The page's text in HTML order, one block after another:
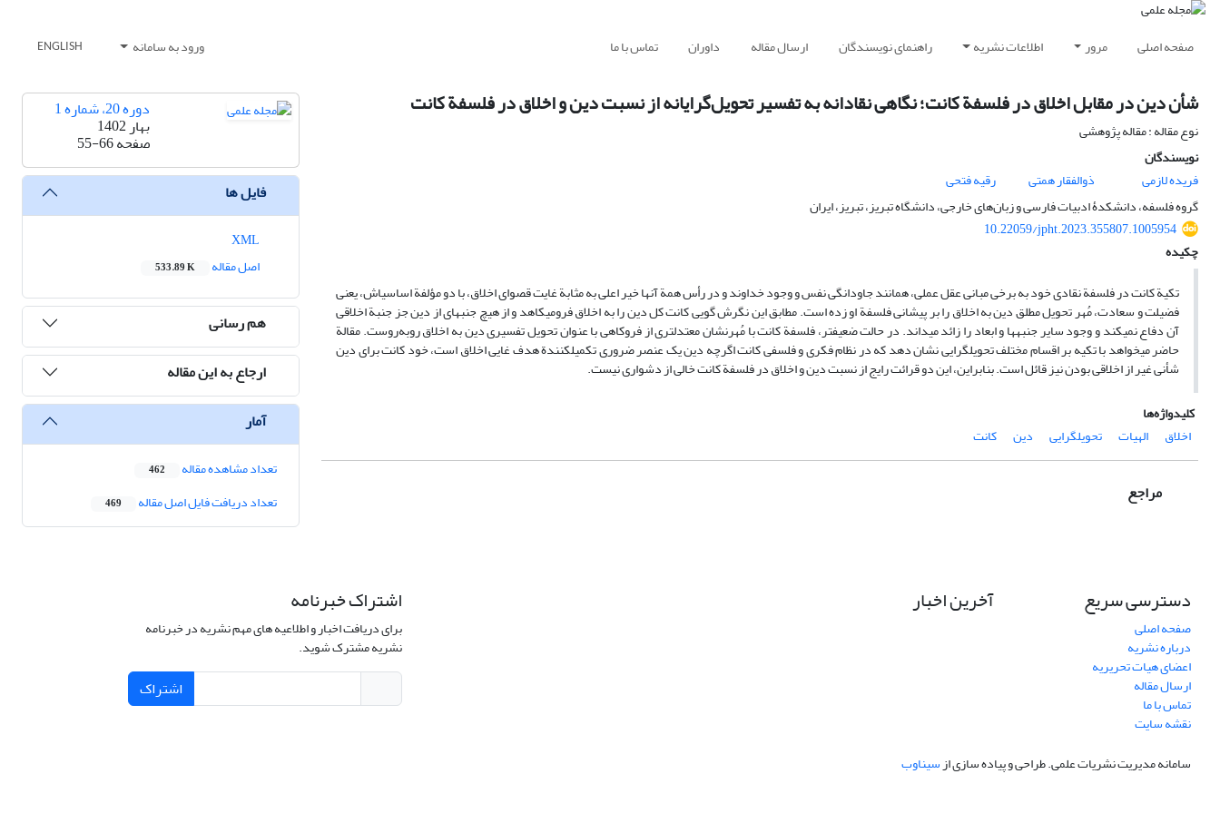
صفحه اصلی مرور اطلاعات نشریه راهنمای نویسندگان ارسال مقاله داوران تماس با ما ورود به سامانه ENGLISH
شأن دین در مقابل اخلاق در فلسفة کانت؛ نگاهی نقادانه به تفسیر تحویل‌گرایانه از نسبت دین و اخلاق در فلسفة کانت
نوع مقاله : مقاله پژوهشی
نویسندگان
فریده لازمی
ذوالفقار همتی
رقیه فتحی
گروه فلسفه، دانشکدۀ ادبیات فارسی و زبان‌های خارجی، دانشگاه تبریز، تبریز، ایران
10.22059/jpht.2023.355807.1005954
چکیده
تکیة کانت در فلسفة نقادی خود به برخی مبانی عقل‏ عملی، همانند جاودانگی نفس و وجود خداوند و در رأس همة آن‏ها خیر اعلی به‏ مثابة غایت قصوای اخلاق، با دو مؤلفة اساسی‏اش، یعنی
فضیلت و سعادت، مُهر تحویل مطلق دین به اخلاق را بر پیشانی فلسفة او زده است. مطابق این نگرش گویی کانت کل دین را به اخلاق فرومی‏کاهد و از هیچ جنبه‏ای از دین ‏جز جنبة اخلاقی
آن دفاع نمی‏کند و وجود سایر جنبه‏ها و ابعاد را زائد می‏داند. در حالت ضعیف‏تر، فلسفة کانت با مُهرنشان معتدل‏تری از فروکاهی با عنوان تحویل تفسیری دین به اخلاق روبه‌روست. مقالة
حاضر می‏خواهد با تکیه بر اقسام مختلف تحویل‏گرایی نشان دهد که در نظام فکری و فلسفی کانت اگرچه دین یک عنصر ضروری تکمیل‏کنندة هدف غایی اخلاق است، خود کانت برای دین
شأنی غیر از اخلاقی ‏بودن نیز قائل است. بنابراین، این دو قرائت رایج از نسبت دین و اخلاق در فلسفة کانت خالی از دشواری نیست.
کلیدواژه‌ها
اخلاق
الهیات تحویل‏‏گرایی دین کانت
مراجع
دوره 20، شماره 1
بهار 1402
صفحه55-66
فایل ها
اصل مقاله
533.89 K
هم رسانی
ارجاع به این مقاله
آمار
تعداد مشاهده مقاله 462
تعداد دریافت فایل اصل مقاله 469
دسترسی سریع
صفحه اصلی
درباره نشریه
اعضای هیات تحریریه
ارسال مقاله
تماس با ما
نقشه سایت
آخرین اخبار اشتراک خبرنامه
برای دریافت اخبار و اطلاعیه های مهم نشریه در خبرنامه
نشریه مشترک شوید.
اشتراک
سامانه مدیریت نشریات علمی.طراحی و پیاده سازی ازسیناوب